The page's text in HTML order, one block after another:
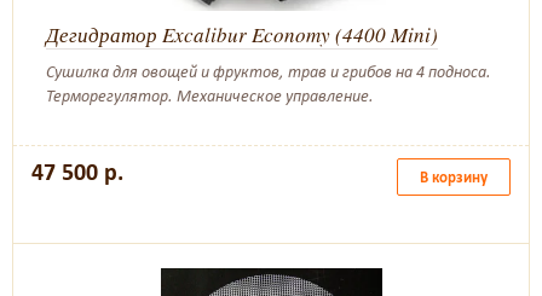
Дегидратор Excalibur Economy (4400 Mini)
Сушилка для овощей и фруктов, трав и грибов на 4 подноса.
Терморегулятор. Механическое управление.
47 500 р. В корзину